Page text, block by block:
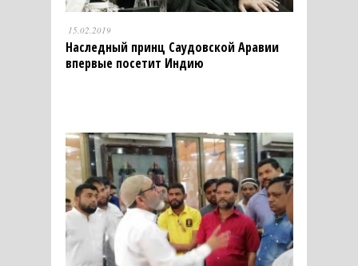
15.02.2019
Наследный принц Саудовской Аравии
впервые посетит Индию